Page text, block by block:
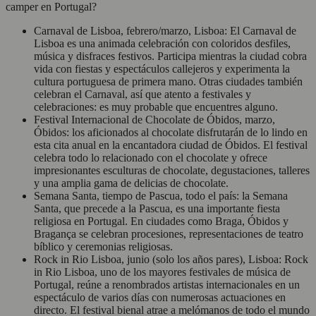
camper en Portugal?
Carnaval de Lisboa, febrero/marzo, Lisboa: El Carnaval de
Lisboa es una animada celebración con coloridos desfiles,
música y disfraces festivos. Participa mientras la ciudad cobra
vida con fiestas y espectáculos callejeros y experimenta la
cultura portuguesa de primera mano. Otras ciudades también
celebran el Carnaval, así que atento a festivales y
celebraciones: es muy probable que encuentres alguno.
Festival Internacional de Chocolate de Óbidos, marzo,
Óbidos: los aficionados al chocolate disfrutarán de lo lindo en
esta cita anual en la encantadora ciudad de Óbidos. El festival
celebra todo lo relacionado con el chocolate y ofrece
impresionantes esculturas de chocolate, degustaciones, talleres
y una amplia gama de delicias de chocolate.
Semana Santa, tiempo de Pascua, todo el país: la Semana
Santa, que precede a la Pascua, es una importante fiesta
religiosa en Portugal. En ciudades como Braga, Óbidos y
Bragança se celebran procesiones, representaciones de teatro
bíblico y ceremonias religiosas.
Rock in Rio Lisboa, junio (solo los años pares), Lisboa: Rock
in Rio Lisboa, uno de los mayores festivales de música de
Portugal, reúne a renombrados artistas internacionales en un
espectáculo de varios días con numerosas actuaciones en
directo. El festival bienal atrae a melómanos de todo el mundo